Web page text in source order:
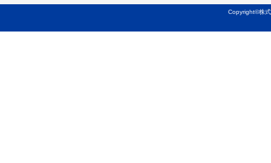
Copyright©株